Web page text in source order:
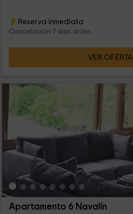
Reserva inmediata
Cancelación 7 días antes
VER OFERTA
Apartamento 6 Navalín